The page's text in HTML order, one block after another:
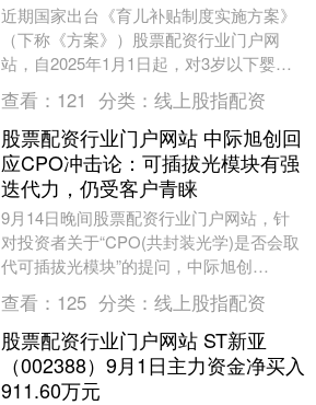
近期国家出台《育儿补贴制度实施方案》
（下称《方案》）股票配资行业门户网
站，自2025年1月1日起，对3岁以下婴幼
儿发放育儿补贴，补贴标准为每孩每年
3600元（即....
查看： 121 分类： 线上股指配资
股票配资行业门户网站 中际旭创回
应CPO冲击论：可插拔光模块有强
迭代力，仍受客户青睐
9月14日晚间股票配资行业门户网站，针
对投资者关于“CPO(共封装光学)是否会取
代可插拔光模块”的提问，中际旭创
(300308.SZ)在投互平台上回应称，可插
拔....
查看： 125 分类： 线上股指配资
股票配资行业门户网站 ST新亚
（002388）9月1日主力资金净买入
911.60万元